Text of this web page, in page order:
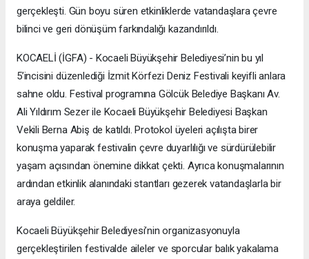
gerçekleşti. Gün boyu süren etkinliklerde vatandaşlara çevre
bilinci ve geri dönüşüm farkındalığı kazandırıldı.
KOCAELİ (İGFA) - Kocaeli Büyükşehir Belediyesi’nin bu yıl
5’incisini düzenlediği İzmit Körfezi Deniz Festivali keyifli anlara
sahne oldu. Festival programına Gölcük Belediye Başkanı Av.
Ali Yıldırım Sezer ile Kocaeli Büyükşehir Belediyesi Başkan
Vekili Berna Abiş de katıldı. Protokol üyeleri açılışta birer
konuşma yaparak festivalin çevre duyarlılığı ve sürdürülebilir
yaşam açısından önemine dikkat çekti. Ayrıca konuşmalarının
ardından etkinlik alanındaki stantları gezerek vatandaşlarla bir
araya geldiler.
Kocaeli Büyükşehir Belediyesi’nin organizasyonuyla
gerçekleştirilen festivalde aileler ve sporcular balık yakalama